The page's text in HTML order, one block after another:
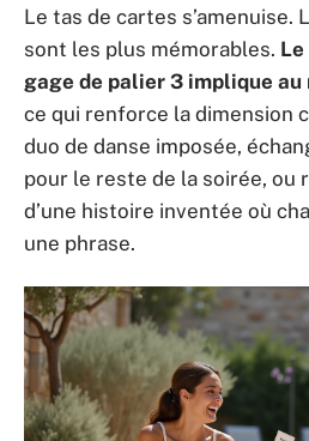
Le tas de cartes s’amenuise.
sont les plus mémorables.
gage de palier 3 implique au
ce qui renforce la dimension
duo de danse imposée,
pour le reste de la soirée, ou
d’une histoire inventée où
une phrase.